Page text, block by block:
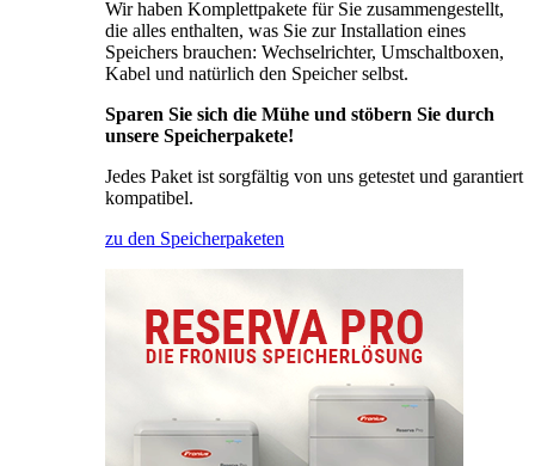
Wir haben Komplettpakete für Sie zusammengestellt,
die alles enthalten, was Sie zur Installation eines
Speichers brauchen: Wechselrichter, Umschaltboxen,
Kabel und natürlich den Speicher selbst.
Sparen Sie sich die Mühe und stöbern Sie durch
unsere Speicherpakete!
Jedes Paket ist sorgfältig von uns getestet und garantiert
kompatibel.
zu den Speicherpaketen